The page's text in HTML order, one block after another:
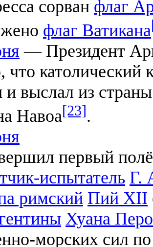
сорван флаг
флаг Ватикана
— Президент
что католический
и выслал из
Навоа[23].
первый
испытатель Г.
римский Пий XII
Хуана
морских сил